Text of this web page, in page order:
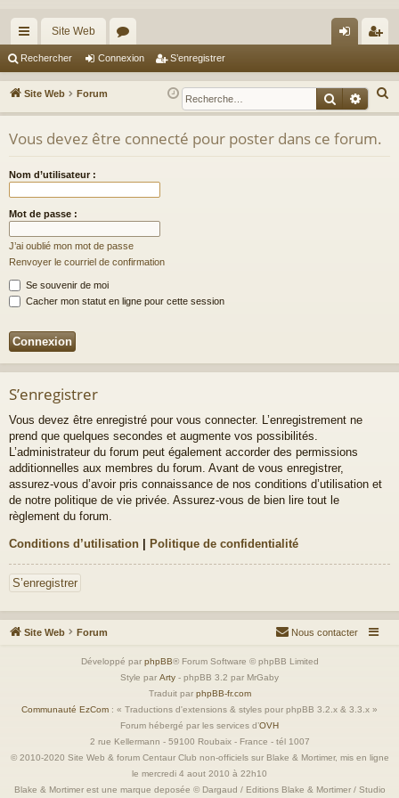
cc
ès
ra
pi
Site Web
or
u
m
s
ne
xi
on
nr
eg
ist
Rechercher Connexion S’enregistrer
Site Web Forum
e
Vous devez être connecté pour poster dans ce forum.
Nom d’utilisateur :
Mot de passe :
J’ai oublié mon mot de passe
Renvoyer le courriel de confirmation
Se souvenir de moi
Cacher mon statut en ligne pour cette session
S’enregistrer
Vous devez être enregistré pour vous connecter. L’enregistrement ne
prend que quelques secondes et augmente vos possibilités.
L’administrateur du forum peut également accorder des permissions
additionnelles aux membres du forum. Avant de vous enregistrer,
assurez-vous d’avoir pris connaissance de nos conditions d’utilisation et
de notre politique de vie privée. Assurez-vous de bien lire tout le
règlement du forum.
Conditions d’utilisation | Politique de confidentialité
S’enregistrer
Site Web Forum Nous contacter
Développé par phpBB® Forum Software © phpBB Limited
Style par Arty - phpBB 3.2 par MrGaby
Traduit par phpBB-fr.com
Communauté EzCom : « Traductions d'extensions & styles pour phpBB 3.2.x & 3.3.x »
Forum hébergé par les services d’OVH
2 rue Kellermann - 59100 Roubaix - France - tél 1007
© 2010-2020 Site Web & forum Centaur Club non-officiels sur Blake & Mortimer, mis en ligne
le mercredi 4 aout 2010 à 22h10
Blake & Mortimer est une marque deposée © Dargaud / Editions Blake & Mortimer / Studio